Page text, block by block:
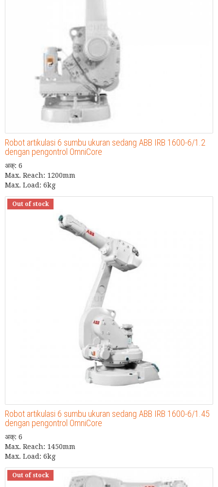
Robot artikulasi 6 sumbu ukuran sedang ABB IRB 1600-6/1.2
dengan pengontrol OmniCore
अक्: 6
Max. Reach: 1200mm
Max. Load: 6kg
Out of stock
Robot artikulasi 6 sumbu ukuran sedang ABB IRB 1600-6/1.45
dengan pengontrol OmniCore
अक्: 6
Max. Reach: 1450mm
Max. Load: 6kg
Out of stock